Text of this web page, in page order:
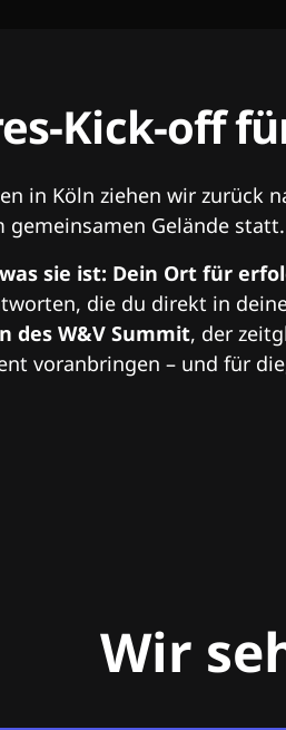
Kick-off
in Köln ziehen wir zurück
gemeinsamen Gelände statt.
was sie ist: Dein Ort für
die du direkt in
des W&V Summit, der
voranbringen – und für
Wir